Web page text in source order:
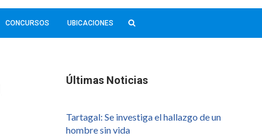
CONCURSOS UBICACIONES
Últimas Noticias
Tartagal: Se investiga el hallazgo de un
hombre sin vida